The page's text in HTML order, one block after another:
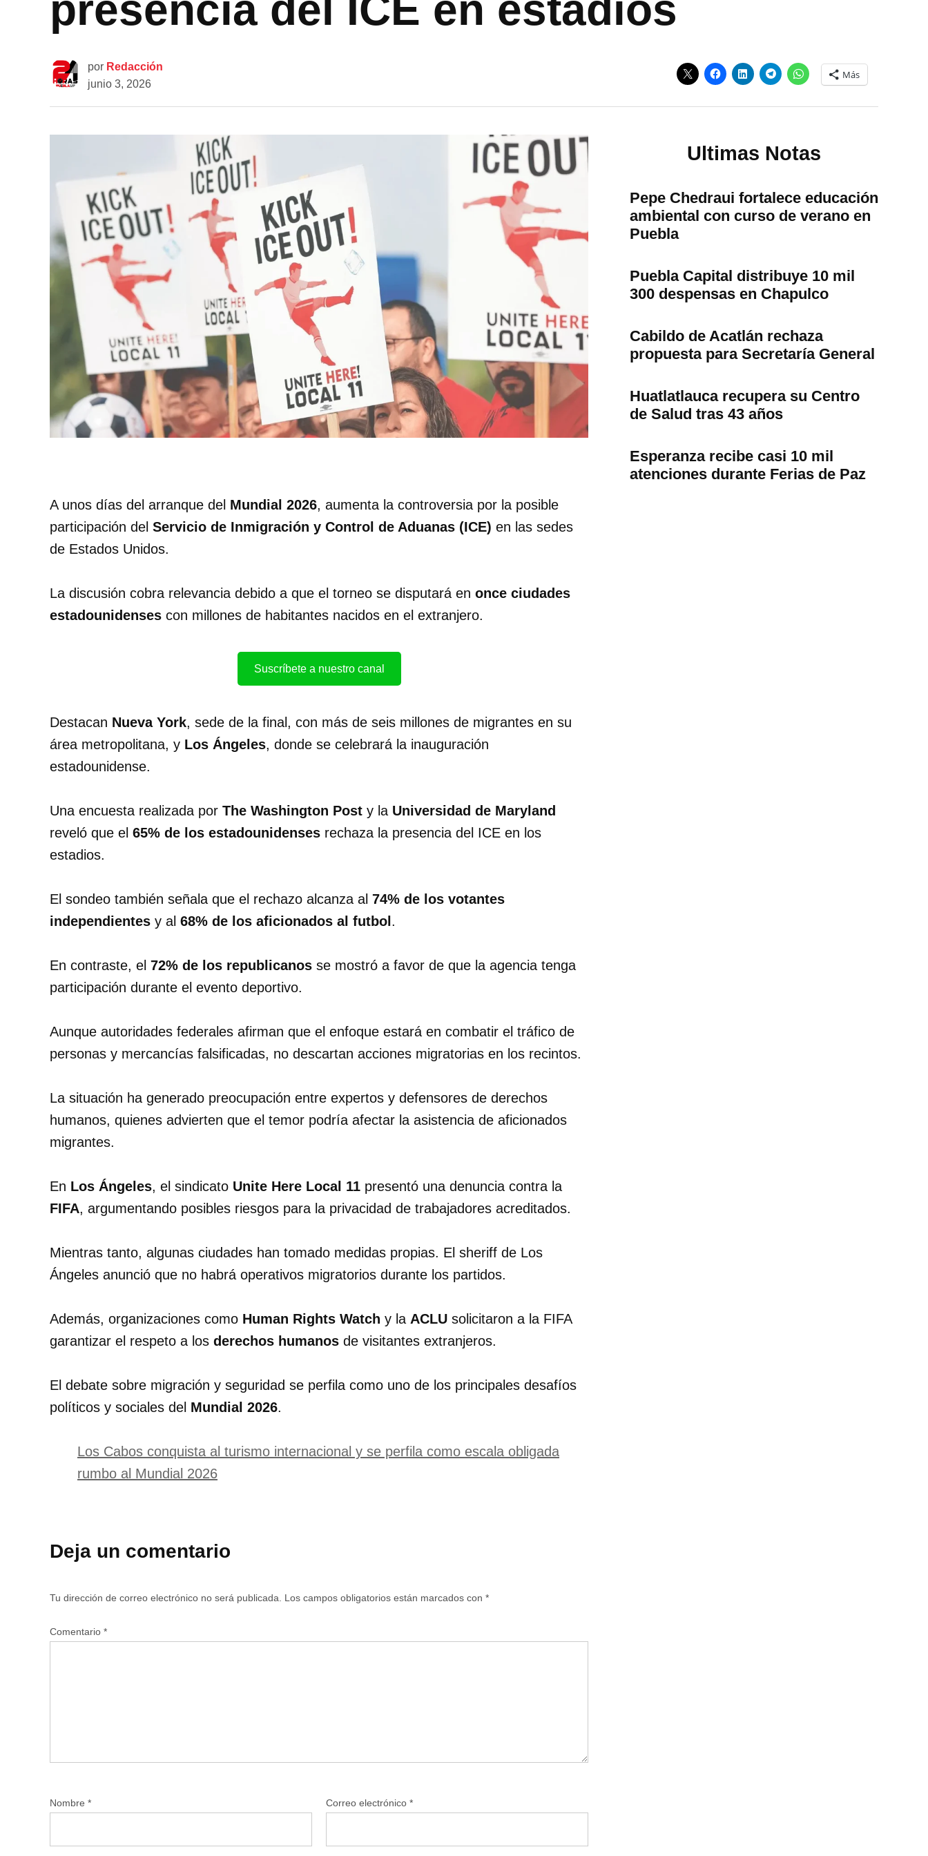
por Redacción
junio 3, 2026
Más
A unos días del arranque del Mundial 2026, aumenta la controversia por la posible
participación del Servicio de Inmigración y Control de Aduanas (ICE) en las sedes
de Estados Unidos.
La discusión cobra relevancia debido a que el torneo se disputará en once ciudades
estadounidenses con millones de habitantes nacidos en el extranjero.
Suscríbete a nuestro canal
Destacan Nueva York, sede de la final, con más de seis millones de migrantes en su
área metropolitana, y Los Ángeles, donde se celebrará la inauguración
estadounidense.
Una encuesta realizada por The Washington Post y la Universidad de Maryland
reveló que el 65% de los estadounidenses rechaza la presencia del ICE en los
estadios.
El sondeo también señala que el rechazo alcanza al 74% de los votantes
independientes y al 68% de los aficionados al futbol .
En contraste, el 72% de los republicanos se mostró a favor de que la agencia tenga
participación durante el evento deportivo.
Aunque autoridades federales afirman que el enfoque estará en combatir el tráfico de
personas y mercancías falsificadas, no descartan acciones migratorias en los recintos.
La situación ha generado preocupación entre expertos y defensores de derechos
humanos, quienes advierten que el temor podría afectar la asistencia de aficionados
migrantes.
En Los Ángeles, el sindicato Unite Here Local 11 presentó una denuncia contra la
FIFA, argumentando posibles riesgos para la privacidad de trabajadores acreditados.
Mientras tanto, algunas ciudades han tomado medidas propias. El sheriff de Los
Ángeles anunció que no habrá operativos migratorios durante los partidos.
Además, organizaciones como Human Rights Watch y la ACLU solicitaron a la FIFA
garantizar el respeto a los derechos humanos de visitantes extranjeros.
El debate sobre migración y seguridad se perfila como uno de los principales desafíos
políticos y sociales del Mundial 2026.
Los Cabos conquista al turismo internacional y se perfila como escala obligada
rumbo al Mundial 2026
Deja un comentario
Tu dirección de correo electrónico no será publicada. Los campos obligatorios están marcados con *
Comentario *
Nombre * Correo electrónico *
Ultimas Notas
Pepe Chedraui fortalece educación
ambiental con curso de verano en
Puebla
Puebla Capital distribuye 10 mil
300 despensas en Chapulco
Cabildo de Acatlán rechaza
propuesta para Secretaría General
Huatlatlauca recupera su Centro
de Salud tras 43 años
Esperanza recibe casi 10 mil
atenciones durante Ferias de Paz